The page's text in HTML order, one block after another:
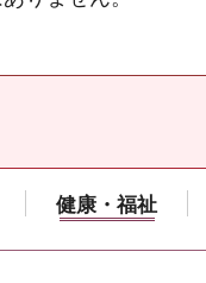
健康・福祉